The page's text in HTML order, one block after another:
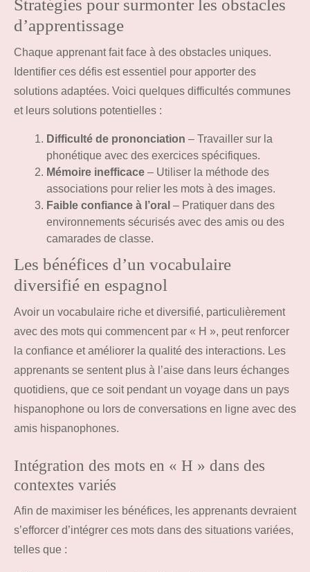
Stratégies pour surmonter les obstacles
d’apprentissage
Chaque apprenant fait face à des obstacles uniques.
Identifier ces défis est essentiel pour apporter des
solutions adaptées. Voici quelques difficultés communes
et leurs solutions potentielles :
Difficulté de prononciation – Travailler sur la
phonétique avec des exercices spécifiques.
Mémoire inefficace – Utiliser la méthode des
associations pour relier les mots à des images.
Faible confiance à l’oral – Pratiquer dans des
environnements sécurisés avec des amis ou des
camarades de classe.
Les bénéfices d’un vocabulaire
diversifié en espagnol
Avoir un vocabulaire riche et diversifié, particulièrement
avec des mots qui commencent par « H », peut renforcer
la confiance et améliorer la qualité des interactions. Les
apprenants se sentent plus à l’aise dans leurs échanges
quotidiens, que ce soit pendant un voyage dans un pays
hispanophone ou lors de conversations en ligne avec des
amis hispanophones.
Intégration des mots en « H » dans des
contextes variés
Afin de maximiser les bénéfices, les apprenants devraient
s’efforcer d’intégrer ces mots dans des situations variées,
telles que :